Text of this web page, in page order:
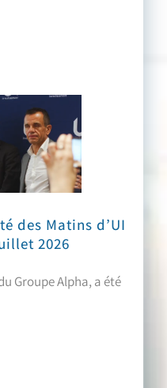
des Matins d’UI
2026
Groupe Alpha, a été